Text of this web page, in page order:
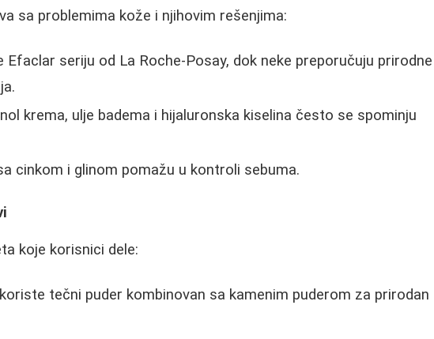
sa problemima kože i njihovim rešenjima:
Efaclar seriju od La Roche-Posay, dok neke preporučuju prirodne
krema, ulje badema i hijaluronska kiselina često se spominju
cinkom i glinom pomažu u kontroli sebuma.
koje korisnici dele:
tečni puder kombinovan sa kamenim puderom za prirodan